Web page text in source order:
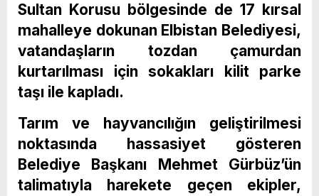
Sultan Korusu bölgesinde de 17 kırsal
mahalleye dokunan Elbistan Belediyesi,
vatandaşların tozdan çamurdan
kurtarılması için sokakları kilit parke
taşı ile kapladı.
Tarım ve hayvancılığın geliştirilmesi
noktasında hassasiyet gösteren
Belediye Başkanı Mehmet Gürbüz’ün
talimatıyla harekete geçen ekipler,